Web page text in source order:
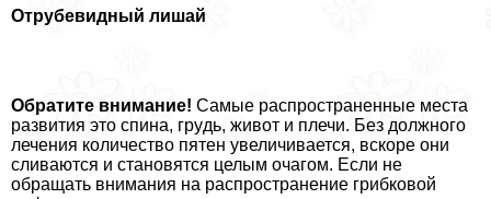
Отрубевидный лишай
Обратите внимание! Самые распространенные места
развития это спина, гpyдь, живот и плечи. Без должного
лечения количество пятен увеличивается, вскоре они
сливаются и становятся целым очагом. Если не
обращать внимания на распространение грибковой